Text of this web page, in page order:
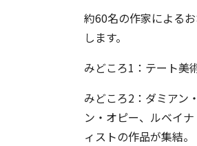
約60名の作家による
します。
みどころ1：テート美
みどころ2：ダミアン
ン・オピー、ルベイ
ィストの作品が集結。